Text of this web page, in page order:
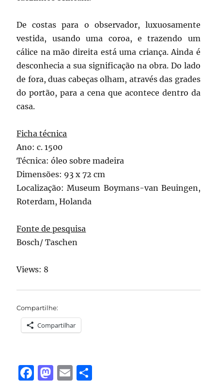
De costas para o observador, luxuosamente
vestida, usando uma coroa, e trazendo um
cálice na mão direita está uma criança. Ainda é
desconhecia a sua significação na obra. Do lado
de fora, duas cabeças olham, através das grades
do portão, para a cena que acontece dentro da
casa.
Ficha técnica
Ano: c. 1500
Técnica: óleo sobre madeira
Dimensões: 93 x 72 cm
Localização: Museum Boymans-van Beuingen,
Roterdam, Holanda
Fonte de pesquisa
Bosch/ Taschen
Views: 8
Compartilhe:
Compartilhar
F
M E